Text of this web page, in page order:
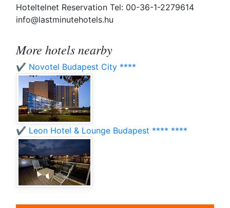
Hoteltelnet Reservation Tel: 00-36-1-2279614
info@lastminutehotels.hu
More hotels nearby
✔️ Novotel Budapest City ****
✔️ Leon Hotel & Lounge Budapest **** ****